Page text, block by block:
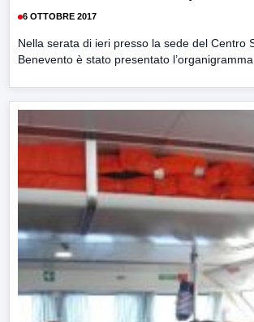
6 OTTOBRE 2017
Nella serata di ieri presso la sede del Centro
Benevento è stato presentato l’organigramma